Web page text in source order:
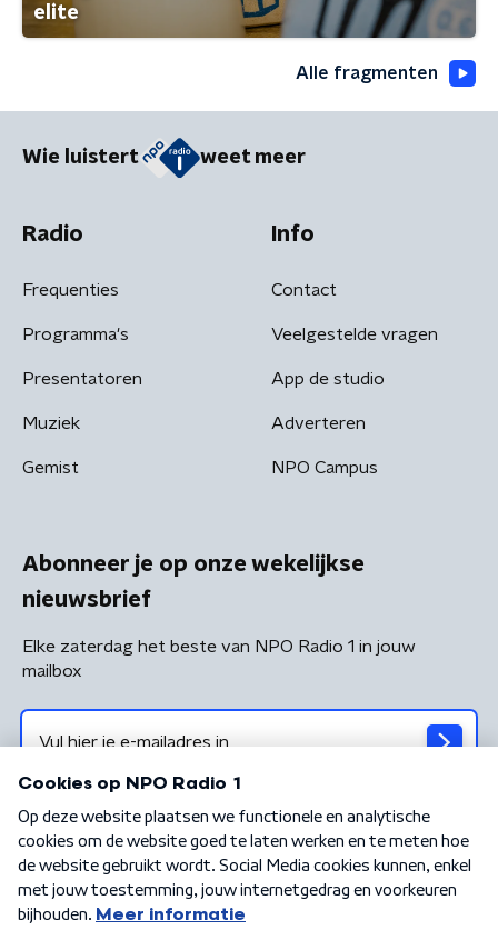
elite
Alle fragmenten
Wie luistert weet meer
Radio
Frequenties
Programma's
Presentatoren
Muziek
Gemist
Info
Contact
Veelgestelde vragen
App de studio
Adverteren
NPO Campus
Abonneer je op onze wekelijkse
nieuwsbrief
Elke zaterdag het beste van NPO Radio 1 in jouw
mailbox
Algemene voorwaarden Privacybeleid